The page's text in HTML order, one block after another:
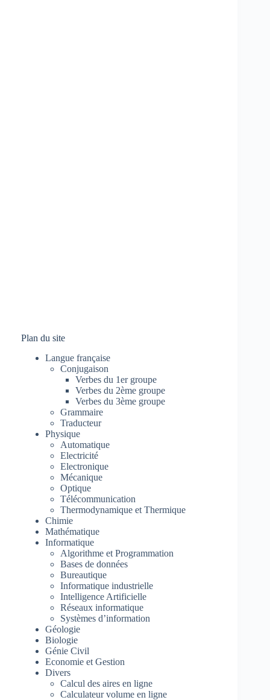
Plan du site
Langue française
Conjugaison
Verbes du 1er groupe
Verbes du 2ème groupe
Verbes du 3ème groupe
Grammaire
Traducteur
Physique
Automatique
Electricité
Electronique
Mécanique
Optique
Télécommunication
Thermodynamique et Thermique
Chimie
Mathématique
Informatique
Algorithme et Programmation
Bases de données
Bureautique
Informatique industrielle
Intelligence Artificielle
Réseaux informatique
Systèmes d’information
Géologie
Biologie
Génie Civil
Economie et Gestion
Divers
Calcul des aires en ligne
Calculateur volume en ligne